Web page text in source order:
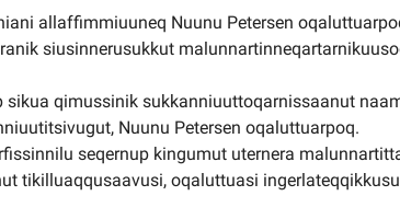
allaffimmiuuneq Nuunu Petersen
siusinnerusukkut
sikua qimussinik sukkanniuuttoqarnissaanut
Nuunu Petersen oqaluttuarpoq.
seqernup kingumut uternera
tikilluaqqusaavusi, oqaluttuasi